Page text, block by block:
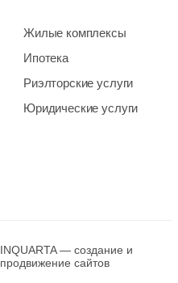
Жилые комплексы
Ипотека
Риэлторские услуги
Юридические услуги
INQUARTA — создание и
продвижение сайтов